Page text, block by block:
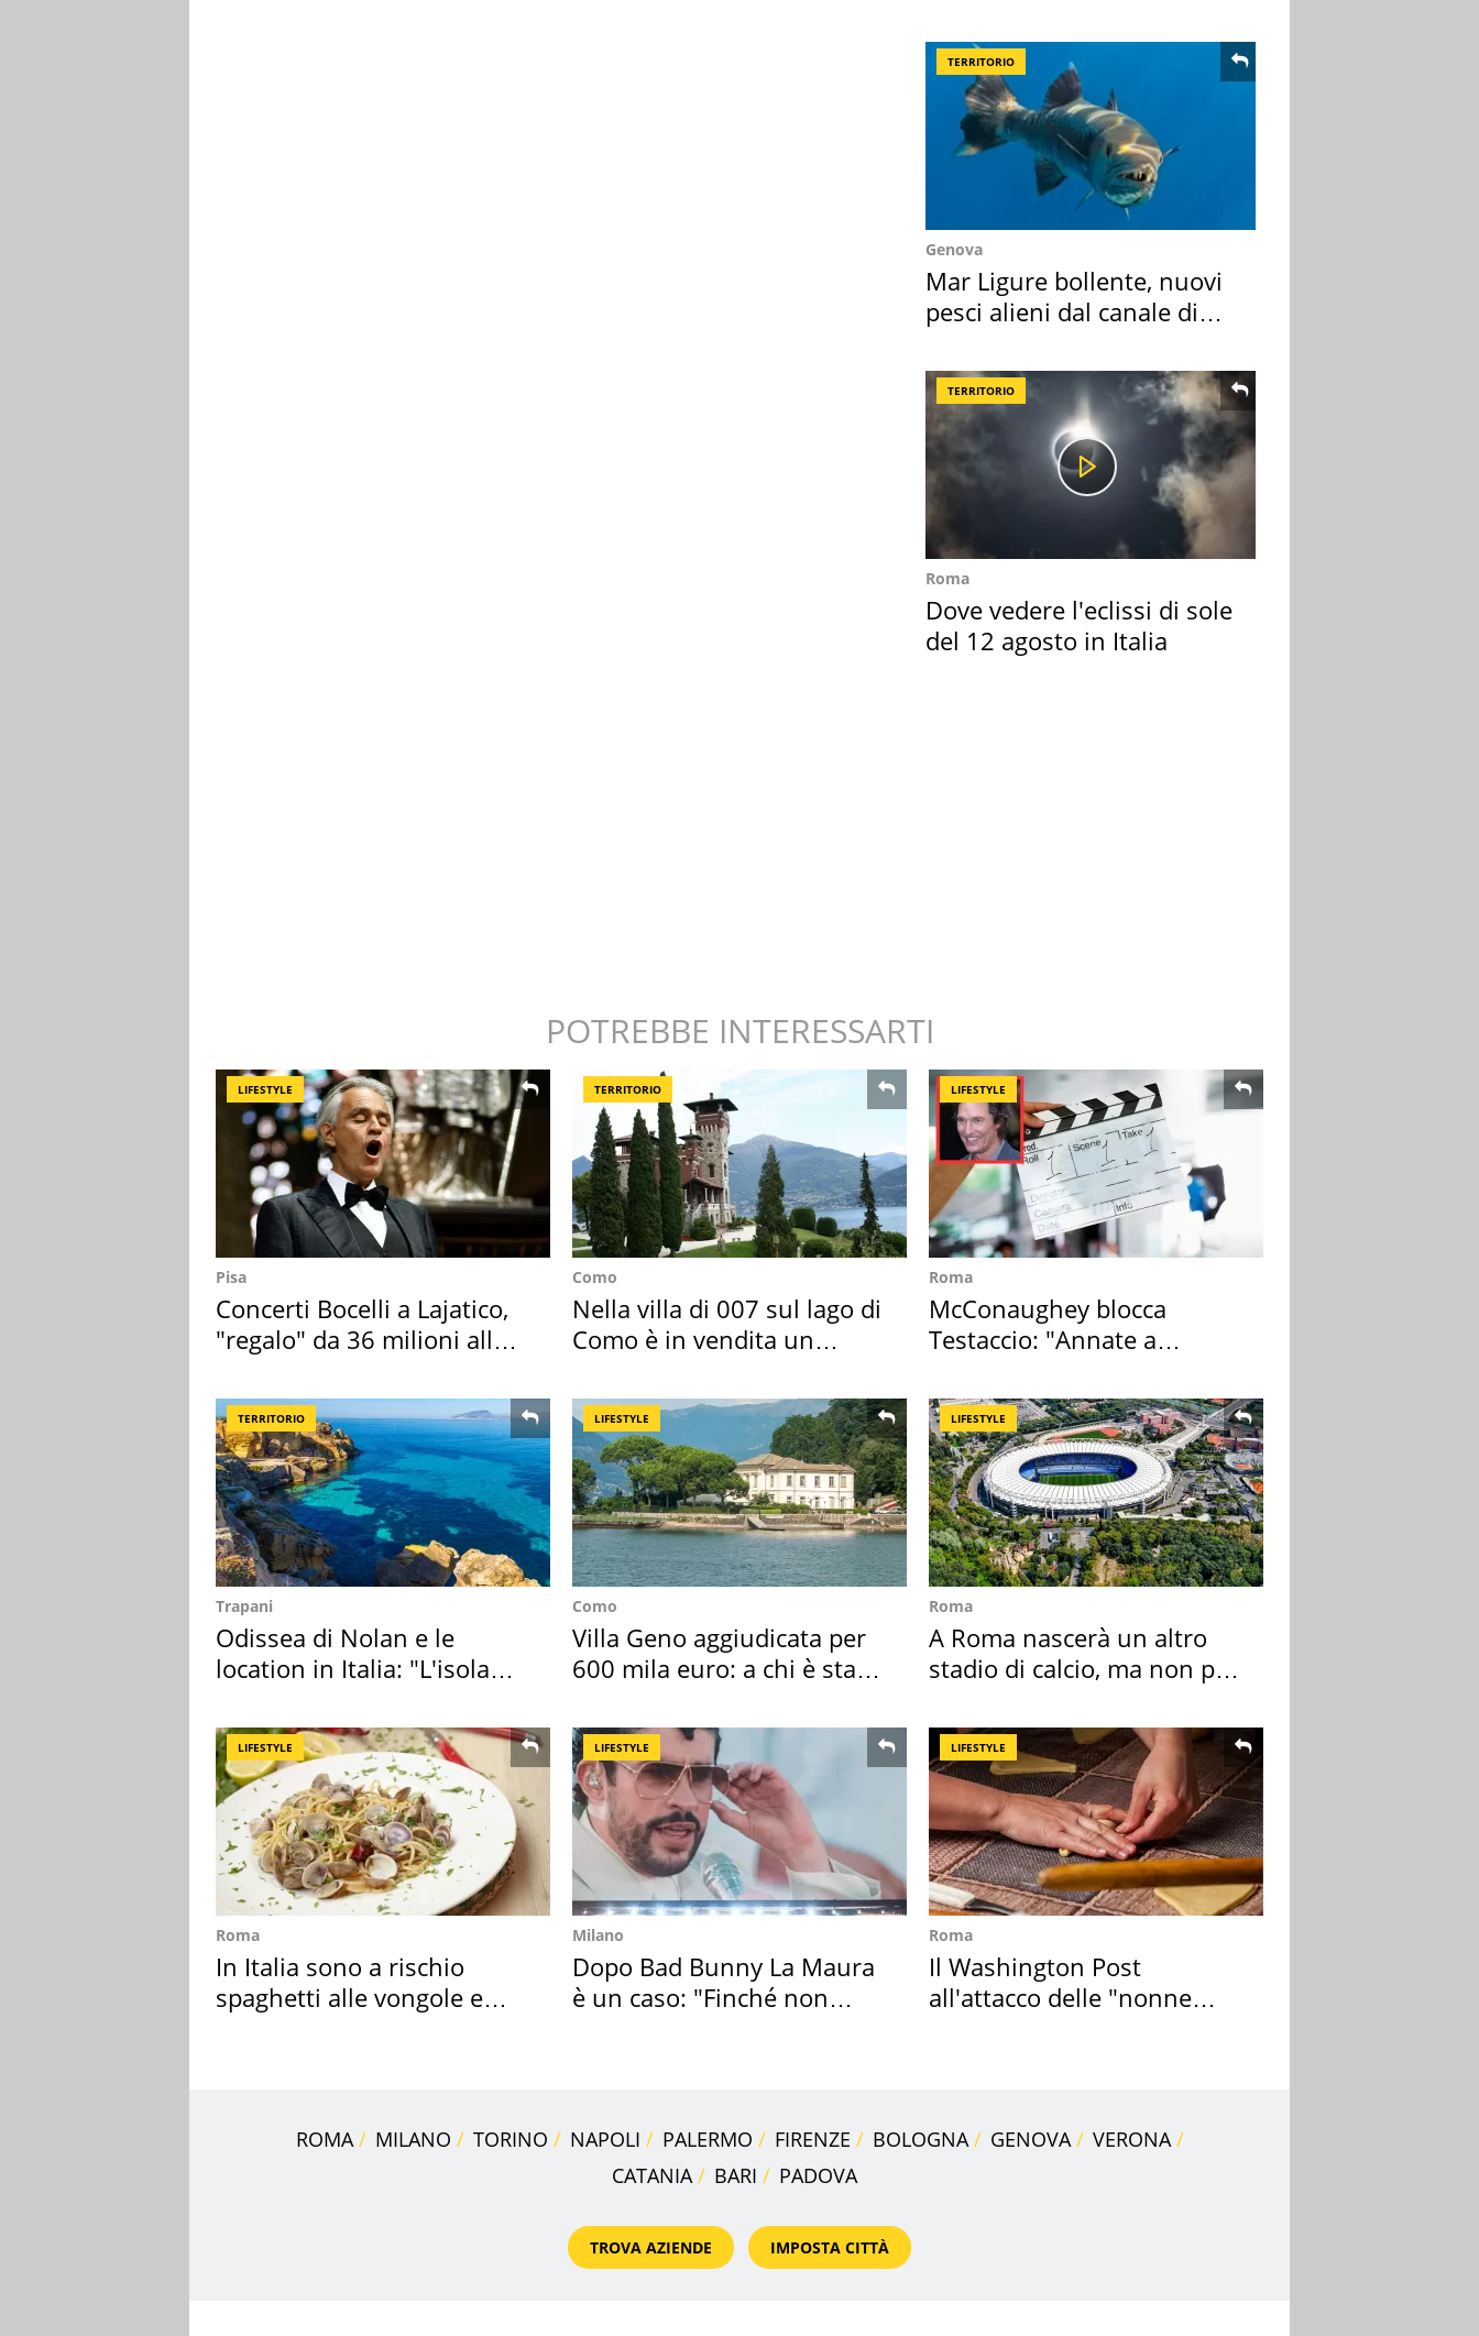
TERRITORIO
Genova
Mar Ligure bollente, nuovi
pesci alieni dal canale di
TERRITORIO
Roma
Dove vedere l'eclissi di sole
del 12 agosto in Italia
POTREBBE INTERESSARTI
LIFESTYLE
Pisa
Concerti Bocelli a Lajatico,
"regalo" da 36 milioni alla
TERRITORIO
Como
Nella villa di 007 sul lago di
Como è in vendita un
LIFESTYLE
Roma
McConaughey blocca
Testaccio: "Annate a
TERRITORIO
Trapani
Odissea di Nolan e le
location in Italia: "L'isola
LIFESTYLE
Como
Villa Geno aggiudicata per
600 mila euro: a chi è stata
LIFESTYLE
Roma
A Roma nascerà un altro
stadio di calcio, ma non per
LIFESTYLE
Roma
In Italia sono a rischio
spaghetti alle vongole e
LIFESTYLE
Milano
Dopo Bad Bunny La Maura
è un caso: "Finché non
LIFESTYLE
Roma
Il Washington Post
all'attacco delle "nonne
ROMA MILANO TORINO NAPOLI PALERMO FIRENZE BOLOGNA GENOVA
VERONA
CATANIA
BARI PADOVA
TROVA AZIENDE IMPOSTA CITTÀ